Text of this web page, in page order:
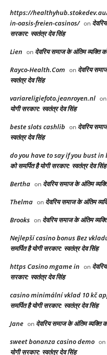
https://
in-oasis-freien-casinos/ on
सरकार: स्वतंत्र देव सिंह
Lien on देवरिय समाज के अंतिम व्यक्ति
Rayco-Health.Com on देवरिय
स्वतंत्र देव सिंह
variareligiefoto.jeanroyen.nl on
योगी सरकार: स्वतंत्र देव सिंह
beste slots cashlib on देवरिय
स्वतंत्र देव सिंह
do you have to say if you bust
को समर्पित है योगी सरकार: स्वतंत्र देव सिंह
Bertha on देवरिय समाज के अंतिम
Thelma on देवरिय समाज के अंतिम
Brooks on देवरिय समाज के अंतिम
Nejlepší casino bonus Bez
समर्पित है योगी सरकार: स्वतंत्र देव सिंह
https Casino mgame in on
सरकार: स्वतंत्र देव सिंह
casino minimální vklad 10 kč
समर्पित है योगी सरकार: स्वतंत्र देव सिंह
Jane on देवरिय समाज के अंतिम व्यक्ति
sweet bonanza casino demo on
योगी सरकार: स्वतंत्र देव सिंह